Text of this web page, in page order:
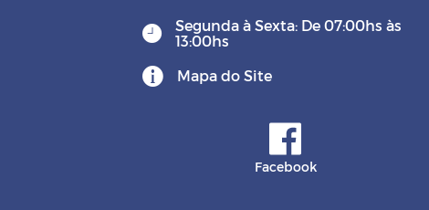
Segunda à Sexta: De 07:00hs às
13:00hs
Mapa do Site
Facebook